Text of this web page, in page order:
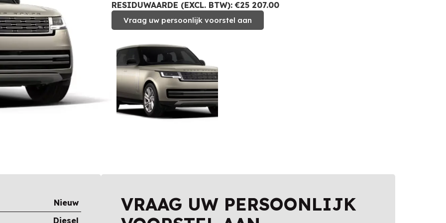
RESIDUWAARDE (EXCL. BTW): €25 207.00
Vraag uw persoonlijk voorstel aan
Nieuw
Diesel
VRAAG UW PERSOONLIJK